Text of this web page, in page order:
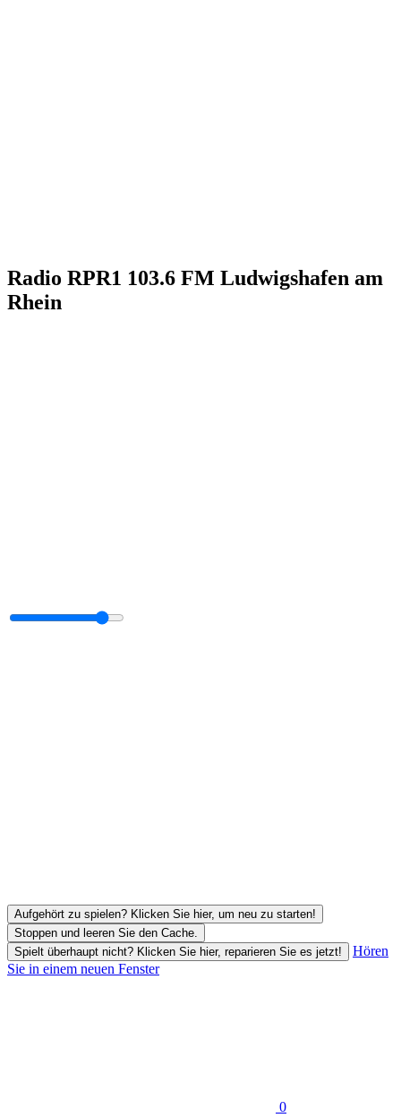
Radio RPR1 103.6 FM Ludwigshafen am
Rhein
Aufgehört zu spielen? Klicken Sie hier, um neu zu starten!
Stoppen und leeren Sie den Cache.
Spielt überhaupt nicht? Klicken Sie hier, reparieren Sie es jetzt!
Hören
Sie in einem neuen Fenster
0